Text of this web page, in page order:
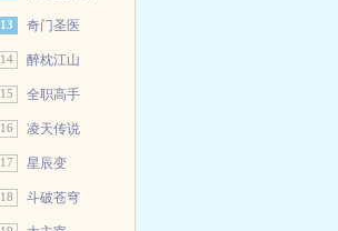
13 奇门圣医
14 醉枕江山
15 全职高手
16 凌天传说
17 星辰变
18 斗破苍穹